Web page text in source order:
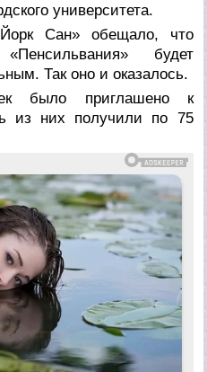
университета.
Сан» обещало, что
будет
Так оно и оказалось.
было приглашено к
из них получили по 75